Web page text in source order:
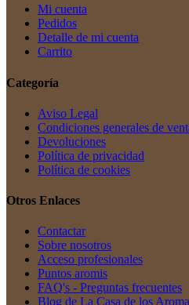
Mi cuenta
Pedidos
Detalle de mi cuenta
Carrito
Categoría
Aviso Legal
Condiciones generales de
Devoluciones
Política de privacidad
Política de cookies
Otros Enlaces
Contactar
Sobre nosotros
Acceso profesionales
Puntos aromis
FAQ's - Preguntas frecuentes
Blog de La Casa de los